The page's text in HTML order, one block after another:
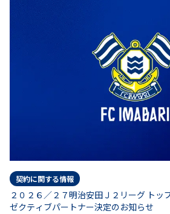
契約に関する情報
２０２６／２７明治安田Ｊ２リーグ トッ
ゼクティブパートナー決定のお知らせ